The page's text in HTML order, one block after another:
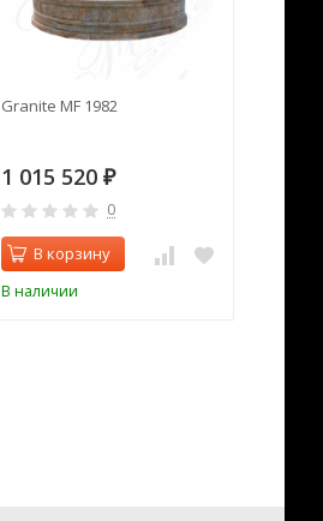
Granite MF 1982
1 015 520 ₽
0
В корзину
В наличии